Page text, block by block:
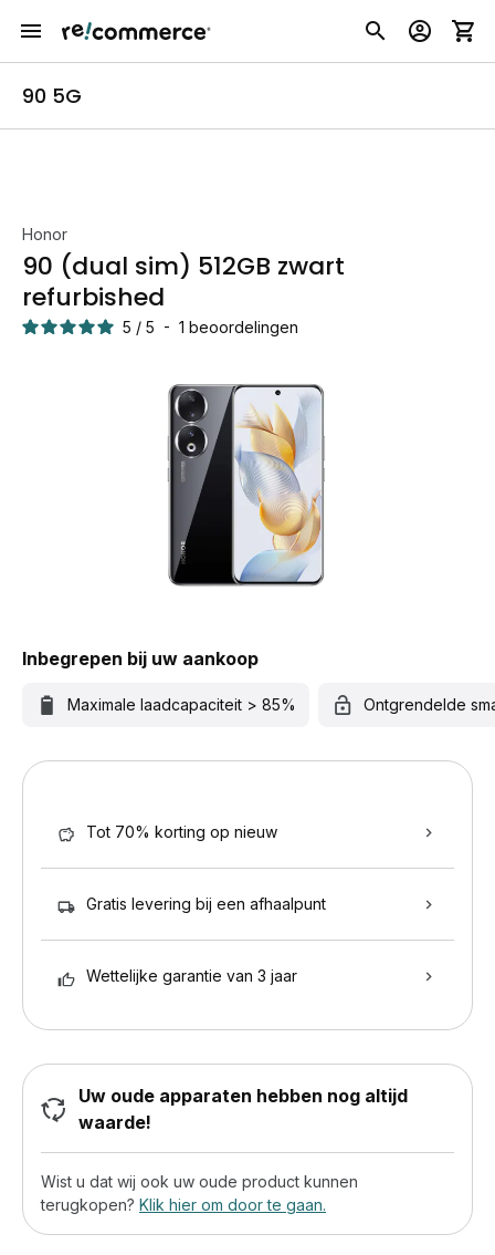
90 5G
Honor
90 (dual sim) 512GB zwart
refurbished
5 / 5 - 1 beoordelingen
Inbegrepen bij uw aankoop
Maximale laadcapaciteit > 85% Ontgrendelde
Tot 70% korting op nieuw
Gratis levering bij een afhaalpunt
Wettelijke garantie van 3 jaar
Uw oude apparaten hebben nog altijd
waarde!
Wist u dat wij ook uw oude product kunnen
terugkopen? Klik hier om door te gaan.